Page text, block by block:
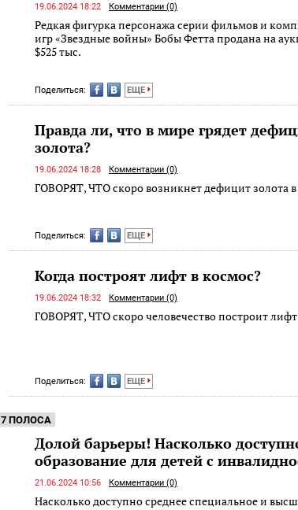
19.06.2024 18:22 Комментарии (0)
Редкая фигурка персонажа серии фильмов и
игр «Звездные войны» Бобы Фетта продана на
$525 тыс.
Поделиться: ЕЩЕ
Правда ли, что в мире грядет
золота?
19.06.2024 18:28 Комментарии (0)
ГОВОРЯТ, ЧТО скоро возникнет дефицит золота
Поделиться: ЕЩЕ
Когда построят лифт в космос?
19.06.2024 18:32 Комментарии (0)
ГОВОРЯТ, ЧТО скоро человечество построит
Поделиться: ЕЩЕ
7 ПОЛОСА
Долой барьеры! Насколько
образование для детей с
21.06.2024 10:56 Комментарии (0)
Насколько доступно среднее специальное и